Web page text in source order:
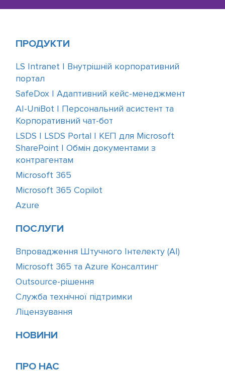
ПРОДУКТИ
LS Intranet | Внутрішній корпоративний
портал
SafeDox | Адаптивний кейс-менеджмент
AI-UniBot | Персональний асистент та
Корпоративний чат-бот
LSDS | LSDS Portal | КЕП для Microsoft
SharePoint | Обмін документами з
контрагентам
Microsoft 365
Microsoft 365 Copilot
Azure
ПОСЛУГИ
Впровадження Штучного Інтелекту (АІ)
Microsoft 365 та Azure Консалтинг
Outsource-рішення
Служба технічної підтримки
Ліцензування
НОВИНИ
ПРО НАС